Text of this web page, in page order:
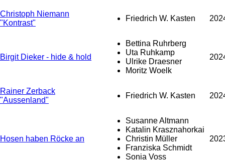
Christoph Niemann
"Kontrast"
Friedrich W. Kasten
Birgit Dieker - hide & hold
Bettina Ruhrberg
Uta Ruhkamp
Ulrike Draesner
Moritz Woelk
Rainer Zerback
"Aussenland"
Friedrich W. Kasten
Hosen haben Röcke an
Susanne Altmann
Katalin Krasznahorkai
Christin Müller
Franziska Schmidt
Sonia Voss